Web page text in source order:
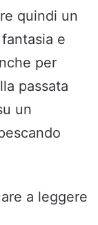
quindi un
e
per
passata
un
a leggere